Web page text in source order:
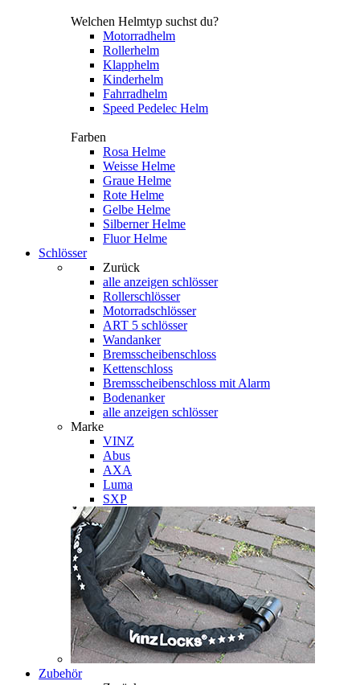
Welchen Helmtyp suchst du?
Motorradhelm
Rollerhelm
Klapphelm
Kinderhelm
Fahrradhelm
Speed Pedelec Helm
Farben
Rosa Helme
Weisse Helme
Graue Helme
Rote Helme
Gelbe Helme
Silberner Helme
Fluor Helme
Schlösser
Zurück
alle anzeigen schlösser
Rollerschlösser
Motorradschlösser
ART 5 schlösser
Wandanker
Bremsscheibenschloss
Kettenschloss
Bremsscheibenschloss mit Alarm
Bodenanker
alle anzeigen schlösser
Marke
VINZ
Abus
AXA
Luma
SXP
Zubehör